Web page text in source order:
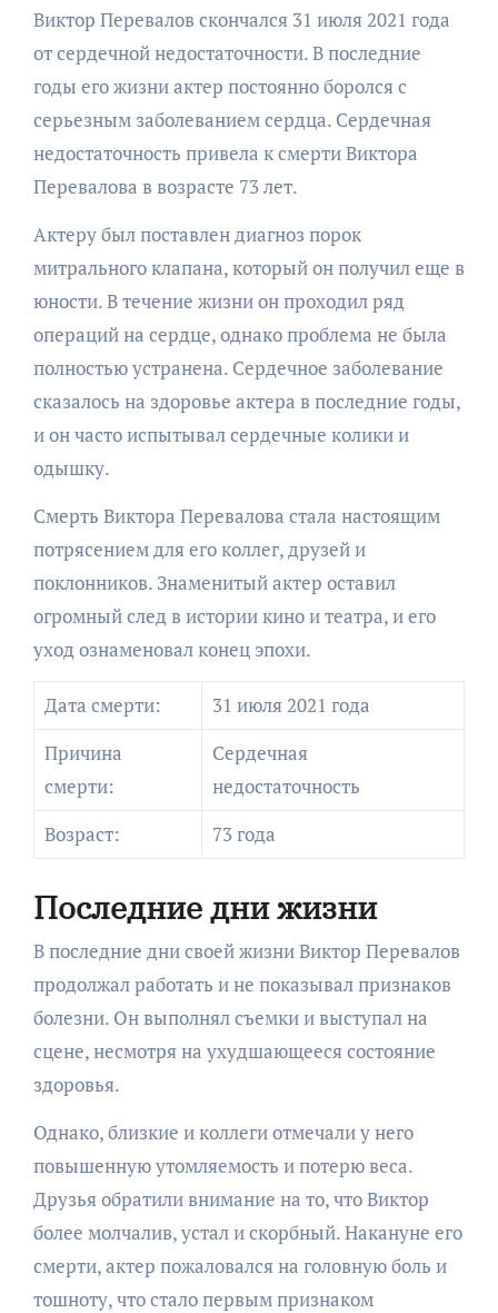
Виктор Перевалов скончался 31 июля 2021 года
от сердечной недостаточности. В последние
годы его жизни актер постоянно боролся с
серьезным заболеванием сердца. Сердечная
недостаточность привела к смерти Виктора
Перевалова в возрасте 73 лет.
Актеру был поставлен диагноз порок
митрального клапана, который он получил еще в
юности. В течение жизни он проходил ряд
операций на сердце, однако проблема не была
полностью устранена. Сердечное заболевание
сказалось на здоровье актера в последние годы,
и он часто испытывал сердечные колики и
одышку.
Смерть Виктора Перевалова стала настоящим
потрясением для его коллег, друзей и
поклонников. Знаменитый актер оставил
огромный след в истории кино и театра, и его
уход ознаменовал конец эпохи.
Дата смерти:
31 июля 2021 года
Причина
смерти:
Сердечная
недостаточность
Возраст:
73 года
Последние дни жизни
В последние дни своей жизни Виктор Перевалов
продолжал работать и не показывал признаков
болезни. Он выполнял съемки и выступал на
сцене, несмотря на ухудшающееся состояние
здоровья.
Однако, близкие и коллеги отмечали у него
повышенную утомляемость и потерю веса.
Друзья обратили внимание на то, что Виктор
более молчалив, устал и скорбный. Накануне его
смерти, актер пожаловался на головную боль и
тошноту, что стало первым признаком